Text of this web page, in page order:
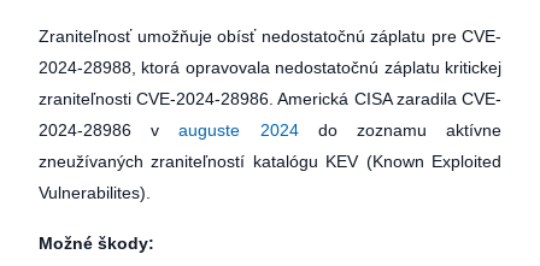
Zraniteľnosť umožňuje obísť nedostatočnú záplatu pre CVE-
2024-28988, ktorá opravovala nedostatočnú záplatu kritickej
zraniteľnosti CVE-2024-28986. Americká CISA zaradila CVE-
2024-28986 vauguste 2024do zoznamu aktívne
zneužívaných zraniteľností katalógu KEV (Known Exploited
Vulnerabilites).
Možné škody: